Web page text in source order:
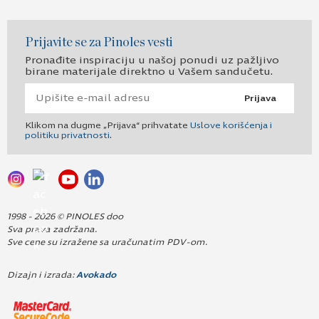
Prijavite se za Pinoles vesti
Pronađite inspiraciju u našoj ponudi uz pažljivo
birane materijale direktno u Vašem sandučetu.
Prijava
Klikom na dugme „Prijava“ prihvatate Uslove korišćenja i
politiku privatnosti.
1998 - 2026 © PINOLES doo
Sva prava zadržana.
Sve cene su izražene sa uračunatim PDV-om.
Dizajn i izrada: Avokado